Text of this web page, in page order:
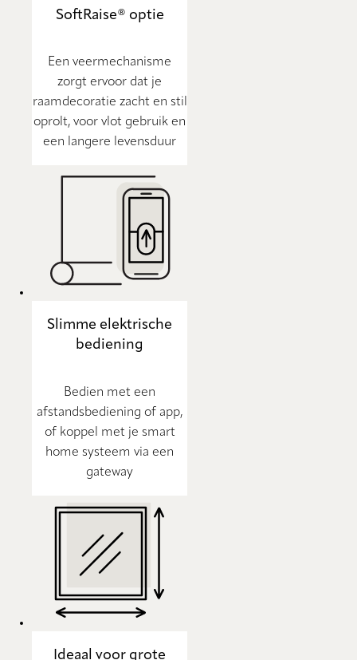
SoftRaise® optie
Een veermechanisme
zorgt ervoor dat je
raamdecoratie zacht en stil
oprolt, voor vlot gebruik en
een langere levensduur
Slimme elektrische
bediening
Bedien met een
afstandsbediening of app,
of koppel met je smart
home systeem via een
gateway
Ideaal voor grote